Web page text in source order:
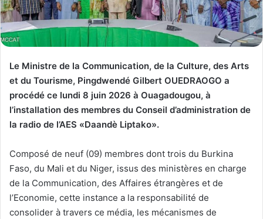
Le Ministre de la Communication, de la Culture, des Arts
et du Tourisme, Pingdwendé Gilbert OUEDRAOGO a
procédé ce lundi 8 juin 2026 à Ouagadougou, à
l’installation des membres du Conseil d’administration de
la radio de l’AES «Daandè Liptako».
Composé de neuf (09) membres dont trois du Burkina
Faso, du Mali et du Niger, issus des ministères en charge
de la Communication, des Affaires étrangères et de
l’Economie, cette instance a la responsabilité de
consolider à travers ce média, les mécanismes de